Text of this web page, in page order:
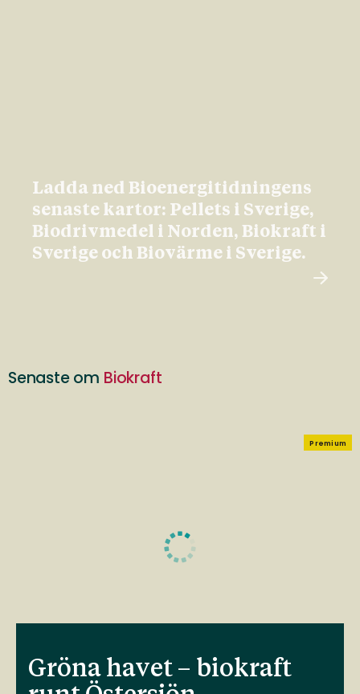
Ladda ned Bioenergitidningens
senaste kartor: Pellets i Sverige,
Biodrivmedel i Norden, Biokraft i
Sverige och Biovärme i Sverige.
Senaste om Biokraft
Premium
Gröna havet – biokraft